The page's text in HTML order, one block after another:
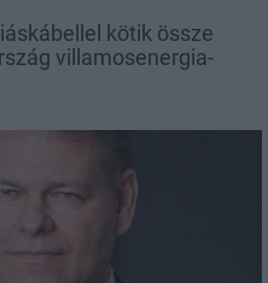
kötik össze
villamosenergia-